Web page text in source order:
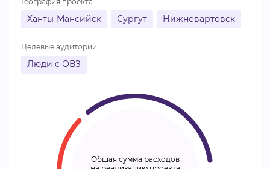
Ханты-Мансийск Сургут Нижневартовск
Целевые аудитории
Люди с ОВЗ
Общая сумма расходов